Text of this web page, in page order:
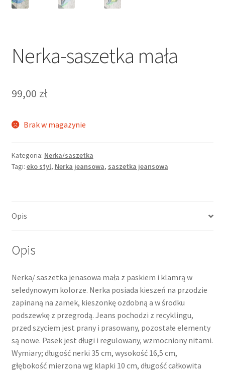
Nerka-saszetka mała
99,00 zł
Brak w magazynie
Kategoria: Nerka/saszetka
Tagi: eko styl, Nerka jeansowa, saszetka jeansowa
Opis
Opis
Nerka/ saszetka jenasowa mała z paskiem i klamrą w
seledynowym kolorze. Nerka posiada kieszeń na przodzie
zapinaną na zamek, kieszonkę ozdobną a w środku
podszewkę z przegrodą. Jeans pochodzi z recyklingu,
przed szyciem jest prany i prasowany, pozostałe elementy
są nowe. Pasek jest długi i regulowany, wzmocniony nitami.
Wymiary; długość nerki 35 cm, wysokość 16,5 cm,
głębokość mierzona wg klapki 10 cm, długość całkowita